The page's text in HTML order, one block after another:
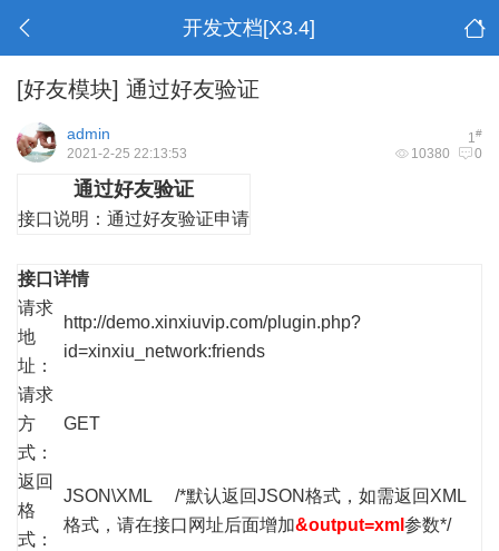
开发文档[X3.4]
[好友模块] 通过好友验证
1#
admin
10380 0
2021-2-25 22:13:53
通过好友验证
接口说明： 通过好友验证申请
接口详情
请求
地
址：
http://demo.xinxiuvip.com/plugin.php?
id=xinxiu_network:friends
请求
方
式：
GET
返回
格
式：
JSON\XML /*默认返回JSON格式，如需返回XML
格式，请在接口网址后面增加&output=xml 参数*/